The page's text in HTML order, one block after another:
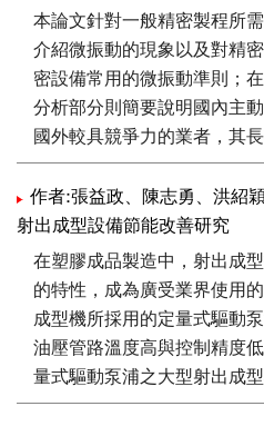
阿貝誤差消除技術等，以達
標。本文章將針對大型程精
技術進行探討。
本論文針對一般精密製程所
介紹微振動的現象以及對精
密設備常用的微振動準則；
分析部分則簡要說明國內主
國外較具競爭力的業者，其
下來的章節，則開始介紹主
簡介及必要性，以及多軸主
元件之特性與選用；最後以
為例，說明該設備之微振動
多軸主動抑振模組之後的預期
作者:張益政、陳志勇、洪紹
射出成型設備節能改善研究
在塑膠成品製造中，射出成
的特性，成為廣受業界使用
成型機所採用的定量式驅動
油壓管路溫度高與控制精度
量式驅動泵浦之大型射出成
盤查、以油電伺服控制馬達